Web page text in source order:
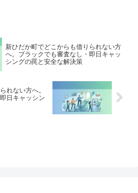
新ひだか町でどこからも借りられない方
へ。ブラックでも審査なし・即日キャッ
シングの罠と安全な解決策
れない方へ。
日キャッシン